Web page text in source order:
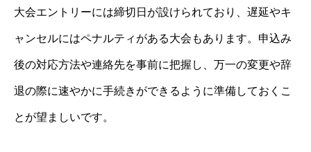
大会エントリーには締切日が設けられており、遅延やキ
ャンセルにはペナルティがある大会もあります。申込み
後の対応方法や連絡先を事前に把握し、万一の変更や辞
退の際に速やかに手続きができるように準備しておくこ
とが望ましいです。